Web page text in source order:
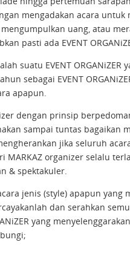
mengadakan acara untuk
uang, atau
pasti ada EVENT
suatu EVENT ORGANiZER
sebagai EVENT
apapun.
dengan prinsip
sampai tuntas bagaikan
jika seluruh
MARKAZ organizer selalu
& spektakuler.
jenis (style) apapun yang
dan serahkan
yang